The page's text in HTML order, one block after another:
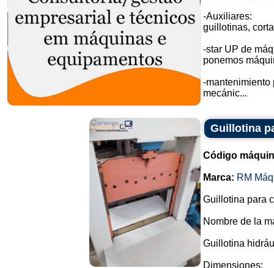
-Auxiliares:
guillotinas,
-star UP de
ponemos
-mantenimiento
mecánic...
Guillotina
Código
Marca: RM
Guillotina para
Nombre de la
Guillotina
Dimensiones: